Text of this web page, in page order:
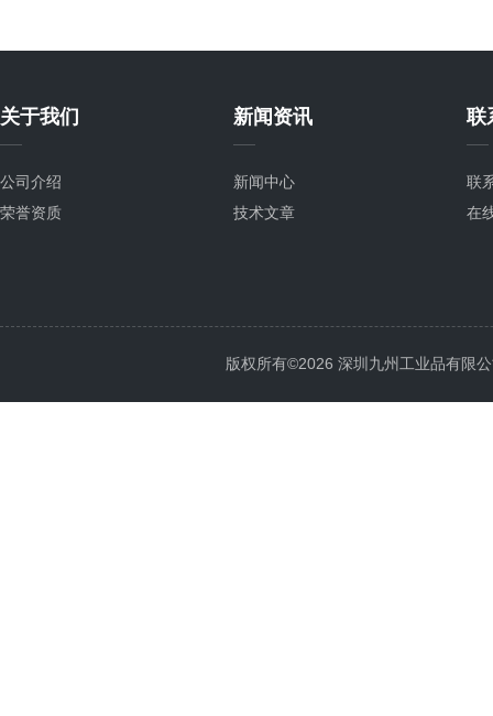
关于我们
公司介绍
荣誉资质
新闻资讯
新闻中心
技术文章
联
联
在
版权所有©2026 深圳九州工业品有限